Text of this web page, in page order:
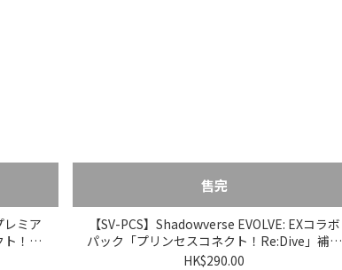
レミア
！
售完
【SV-PCS】Shadowverse EVOLVE: EXコラボ
パック「プリンセスコネクト！Re:Dive」補充
包 (原盒)
HK$290.00